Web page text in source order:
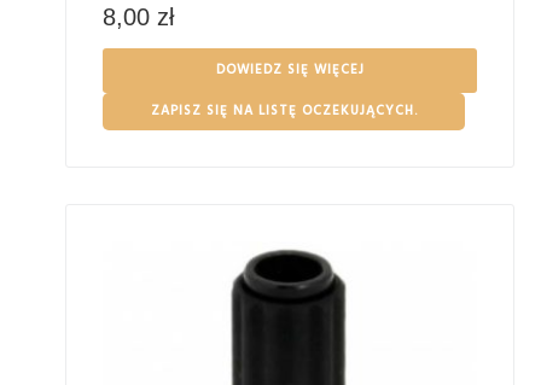
8,00 zł
DOWIEDZ SIĘ WIĘCEJ
ZAPISZ SIĘ NA LISTĘ OCZEKUJĄCYCH.